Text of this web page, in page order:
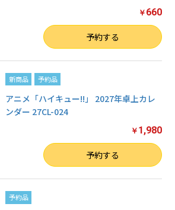
￥ 660
予約する
新商品 予約品
アニメ「ハイキュー!!」 2027年卓上カレ
ンダー 27CL-024
￥ 1,980
予約する
予約品